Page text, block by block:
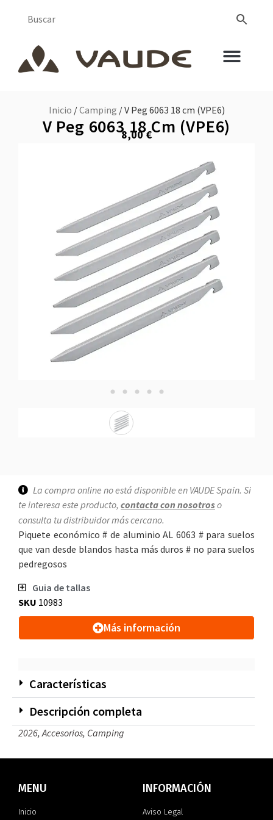
Inicio /Camping / V Peg 6063 18 cm (VPE6)
V Peg 6063 18 Cm (VPE6)
8,00€
La compra online no está disponible en VAUDE Spain. Si
te interesa este producto, contacta con nosotroso
consulta tu distribuidor más cercano.
Piquete económico # de aluminio AL 6063 # para suelos
que van desde blandos hasta más duros # no para suelos
pedregosos
Guia de tallas
SKU 10983
Más información
Características
Descripción completa
2026, Accesorios, Camping
MENU
Inicio
INFORMACIÓN
Aviso Legal